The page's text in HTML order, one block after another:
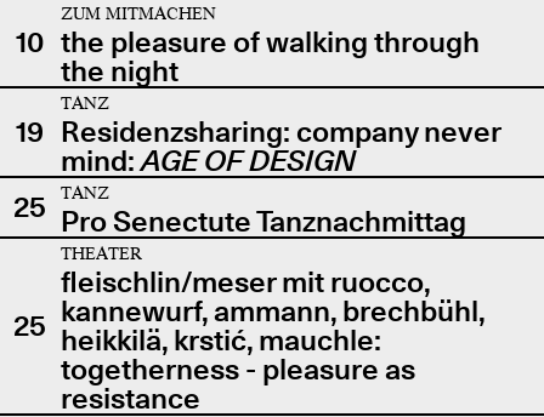
10
ZUM MITMACHEN
the pleasure of walking through
the night
19
TANZ
Residenzsharing: company never
mind:AGE OF DESIGN
25
TANZ
Pro Senectute Tanznachmittag
25
THEATER
fleischlin/meser mit ruocco,
kannewurf, ammann, brechbühl,
heikkilä, krstić, mauchle:
togetherness - pleasure as
resistance